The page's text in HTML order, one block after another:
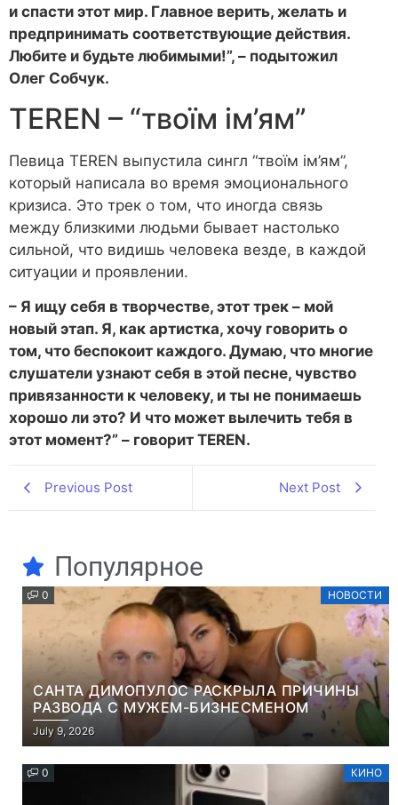
и спасти этот мир. Главное верить, желать и
предпринимать соответствующие действия.
Любите и будьте любимыми!”, – подытожил
Олег Собчук.
TEREN – “твоїм ім’ям”
Певица TEREN выпустила сингл “твоїм ім’ям”,
который написала во время эмоционального
кризиса. Это трек о том, что иногда связь
между близкими людьми бывает настолько
сильной, что видишь человека везде, в каждой
ситуации и проявлении.
– Я ищу себя в творчестве, этот трек – мой
новый этап. Я, как артистка, хочу говорить о
том, что беспокоит каждого. Думаю, что многие
слушатели узнают себя в этой песне, чувство
привязанности к человеку, и ты не понимаешь
хорошо ли это? И что может вылечить тебя в
этот момент?” – говорит TEREN.
Previous Post Next Post
Популярное
0 НОВОСТИ
САНТА ДИМОПУЛОС РАСКРЫЛА ПРИЧИНЫ
РАЗВОДА С МУЖЕМ-БИЗНЕСМЕНОМ
July 9, 2026
0 КИНО